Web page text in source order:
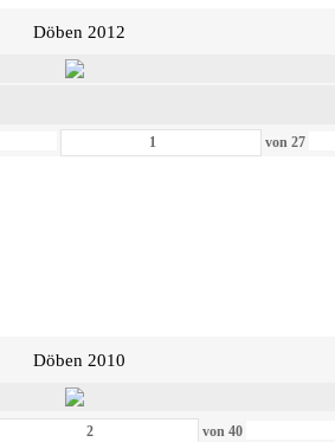
Döben 2012
von27
Döben 2010
von40